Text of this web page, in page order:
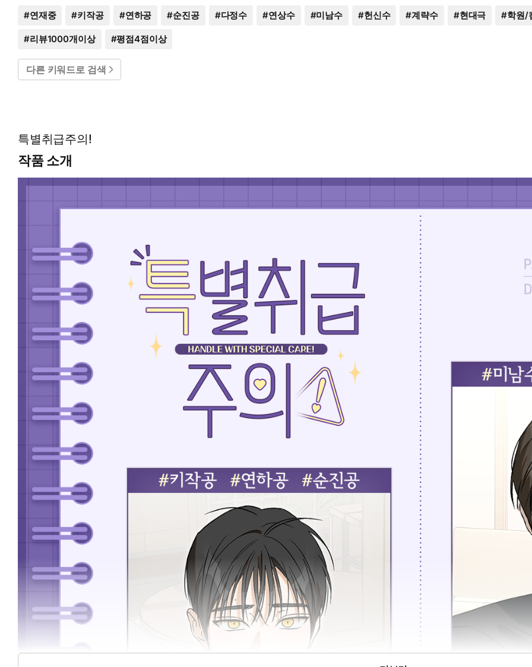
#연재중 #키작공 #연하공 #순진공 #다정수 #연상수 #미남수 #헌신수 #계략수 #현대극 #학원/
#리뷰1000개이상 #평점4점이상
다른 키워드로 검색
특별취급주의!
작품 소개